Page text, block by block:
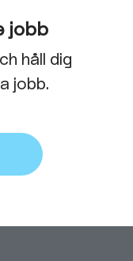
jobb
håll dig
jobb.